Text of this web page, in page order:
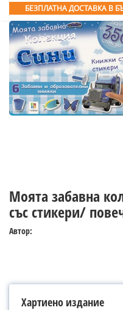
БЕЗПЛАТНА ДОСТАВКА В
Моята забавна
със стикери/
Автор:
Хартиено издание